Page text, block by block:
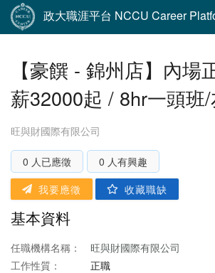
政大職涯平台 NCCU Career
【豪饌 - 錦州店】內場
薪32000起 / 8hr一頭班
旺與財國際有限公司
0 人已應徵
0 人有興趣
我要應徵
收藏職缺
基本資料
任職機構名稱：
旺與財國際有限公司
工作性質：
正職